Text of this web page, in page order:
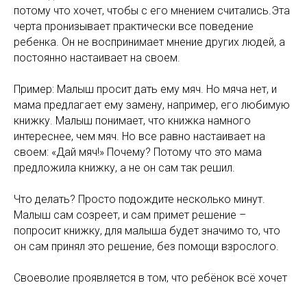
потому что хочет, чтобы с его мнением считались.Эта
черта пронизывает практически все поведение
ребенка. Он не воспринимает мнение других людей, а
постоянно настаивает на своем.
Пример: Малыш просит дать ему мяч. Но мяча нет, и
мама предлагает ему замену, например, его любимую
книжку. Малыш понимает, что книжка намного
интереснее, чем мяч. Но все равно настаивает на
своем: «Дай мяч!» Почему? Потому что это мама
предложила книжку, а не он сам так решил.
Что делать? Просто подождите несколько минут.
Малыш сам созреет, и сам примет решение –
попросит книжку, для малыша будет значимо то, что
он сам принял это решение, без помощи взрослого.
Своеволие проявляется в том, что ребёнок всё хочет